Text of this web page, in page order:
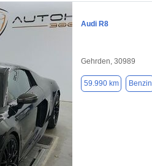
Audi R8
Gehrden, 30989
59.990 km Benzin